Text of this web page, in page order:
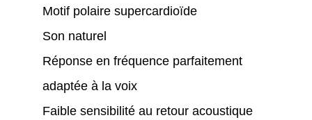
Motif polaire supercardioïde
Son naturel
Réponse en fréquence parfaitement
adaptée à la voix
Faible sensibilité au retour acoustique